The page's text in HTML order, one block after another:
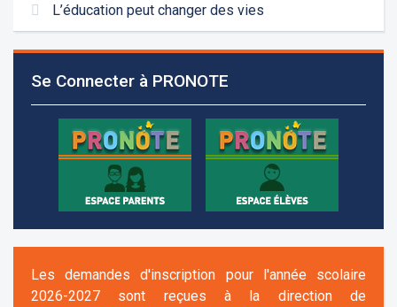
L’éducation peut changer des vies
Se Connecter à PRONOTE
Les demandes d'inscription pour l'année scolaire
2026-2027 sont reçues à la direction de